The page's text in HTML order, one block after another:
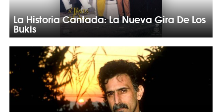
La Historia Cantada: La Nueva Gira De Los
Bukis